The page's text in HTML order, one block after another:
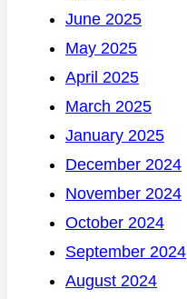
June 2025
May 2025
April 2025
March 2025
January 2025
December 2024
November 2024
October 2024
September 2024
August 2024